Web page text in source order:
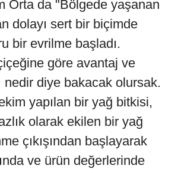
Orta da "Bölgede yaşanan
dolayı sert bir biçimde
bir evrilme başladı.
göre avantaj ve
nedir diye bakacak olursak.
yapılan bir yağ bitkisi,
olarak ekilen bir yağ
çıkışından başlayarak
ve ürün değerlerinde